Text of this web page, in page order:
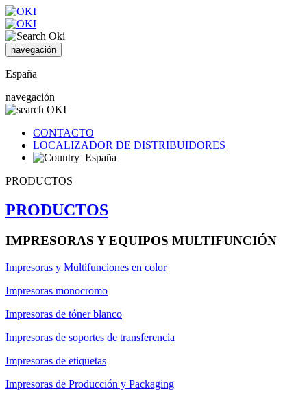
navegación
España
navegación
CONTACTO
LOCALIZADOR DE DISTRIBUIDORES
España
PRODUCTOS
PRODUCTOS
IMPRESORAS Y EQUIPOS MULTIFUNCIÓN
Impresoras y Multifunciones en color
Impresoras monocromo
Impresoras de tóner blanco
Impresoras de soportes de transferencia
Impresoras de etiquetas
Impresoras de Producción y Packaging